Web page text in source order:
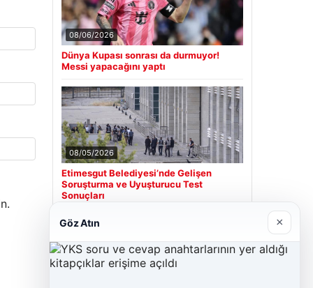
08/06/2026
Dünya Kupası sonrası da durmuyor!
Messi yapacağını yaptı
08/05/2026
Etimesgut Belediyesi’nde Gelişen
Soruşturma ve Uyuşturucu Test
Sonuçları
Son Eklenen Firmalar
Göz Atın ×